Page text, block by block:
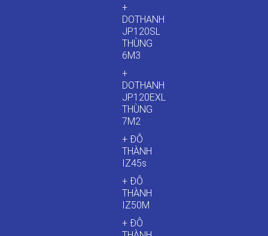
+
DOTHANH
JP120SL
THÙNG
6M3
+
DOTHANH
JP120EXL
THÙNG
7M2
+ ĐÔ
THÀNH
IZ45s
+ ĐÔ
THÀNH
IZ50M
+ ĐÔ